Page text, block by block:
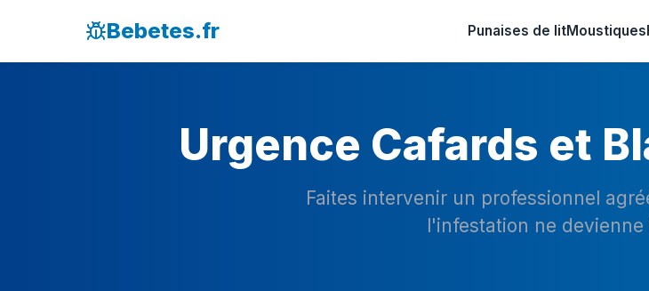
Bebetes.fr Punaises de litMoustiques
Urgence Cafards et
Faites intervenir un professionnel
l'infestation ne